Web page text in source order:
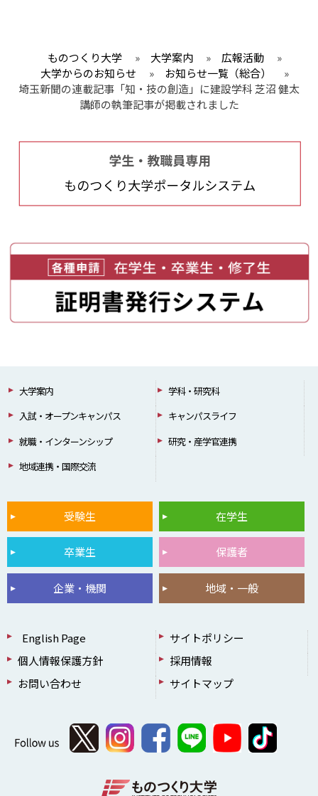
ものつくり大学 » 大学案内 » 広報活動
»
大学からのお知らせ
» お知らせ一覧（総合）
»
埼玉新聞の連載記事「知・技の創造」に建設学科 芝沼 健太
講師の執筆記事が掲載されました
大学案内
学科・研究科
入試・オープンキャンパス
キャンパスライフ
就職・インターンシップ
研究・産学官連携
地域連携・国際交流
受験生 在学生
卒業生 保護者
企業・機関 地域・一般
English Page
サイトポリシー
個人情報保護方針
採用情報
お問い合わせ
サイトマップ